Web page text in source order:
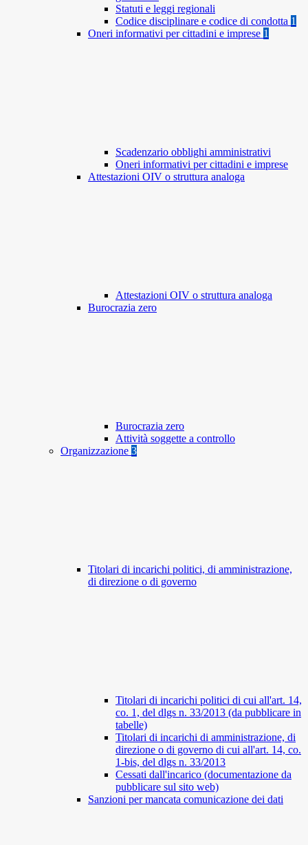
Statuti e leggi regionali
Codice disciplinare e codice di condotta 1
Oneri informativi per cittadini e imprese 1
Scadenzario obblighi amministrativi
Oneri informativi per cittadini e imprese
Attestazioni OIV o struttura analoga
Attestazioni OIV o struttura analoga
Burocrazia zero
Burocrazia zero
Attività soggette a controllo
Organizzazione 3
Titolari di incarichi politici, di amministrazione,
di direzione o di governo
Titolari di incarichi politici di cui all'art. 14,
co. 1, del dlgs n. 33/2013 (da pubblicare in
tabelle)
Titolari di incarichi di amministrazione, di
direzione o di governo di cui all'art. 14, co.
1-bis, del dlgs n. 33/2013
Cessati dall'incarico (documentazione da
pubblicare sul sito web)
Sanzioni per mancata comunicazione dei dati